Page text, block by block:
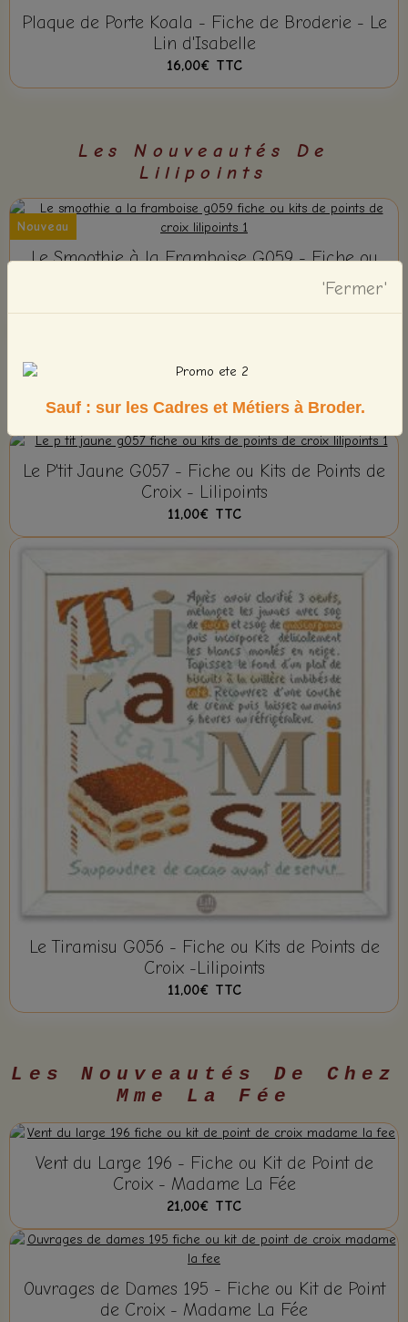
Plaque de Porte Koala - Fiche de Broderie - Le
Lin d'Isabelle
16,00€ TTC
Les Nouveautés De
Lilipoints
Nouveau
Le Smoothie à la Framboise G059 - Fiche ou
Kits de Points de Croix - Lilipoints
Le P'tit Beurre G058 - Fiche ou Kits de Points
12,00€TTC
Le P'tit Jaune G057 - Fiche ou Kits de Points de
Croix - Lilipoints
11,00€ TTC
Le Tiramisu G056 - Fiche ou Kits de Points de
Croix -Lilipoints
11,00€ TTC
Les Nouveautés De Chez
Mme La Fée
Vent du Large 196 - Fiche ou Kit de Point de
Croix - Madame La Fée
21,00€ TTC
Ouvrages de Dames 195 - Fiche ou Kit de Point
de Croix - Madame La Fée
'Fermer'
Sauf : sur les Cadres et Métiers à Broder.